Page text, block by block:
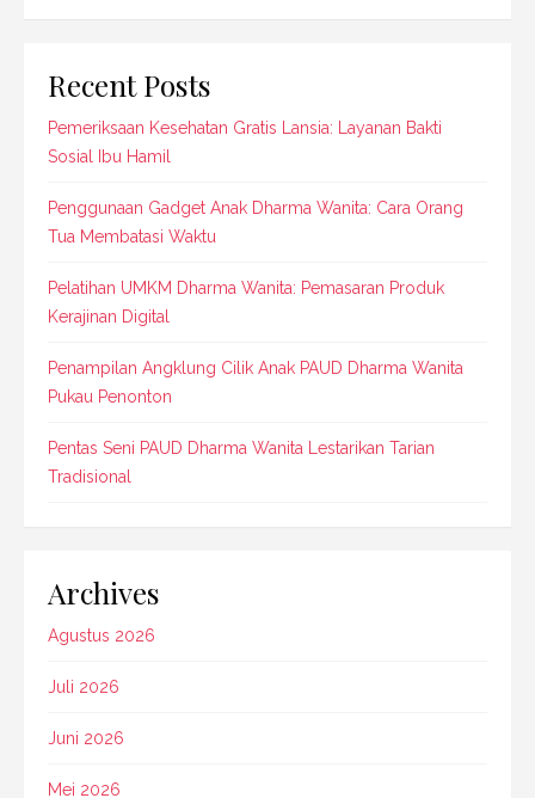
Recent Posts
Pemeriksaan Kesehatan Gratis Lansia: Layanan Bakti
Sosial Ibu Hamil
Penggunaan Gadget Anak Dharma Wanita: Cara Orang
Tua Membatasi Waktu
Pelatihan UMKM Dharma Wanita: Pemasaran Produk
Kerajinan Digital
Penampilan Angklung Cilik Anak PAUD Dharma Wanita
Pukau Penonton
Pentas Seni PAUD Dharma Wanita Lestarikan Tarian
Tradisional
Archives
Agustus 2026
Juli 2026
Juni 2026
Mei 2026